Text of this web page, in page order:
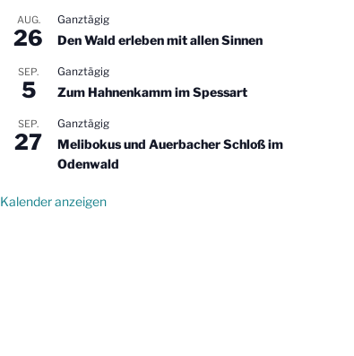
AUG.
26
Ganztägig
Den Wald erleben mit allen Sinnen
SEP.
5
Ganztägig
Zum Hahnenkamm im Spessart
SEP.
27
Ganztägig
Melibokus und Auerbacher Schloß im
Odenwald
Kalender anzeigen